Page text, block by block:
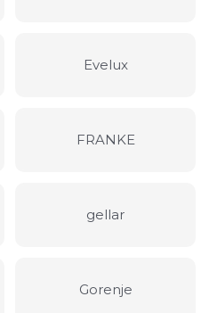
Evelux
FRANKE
gellar
Gorenje